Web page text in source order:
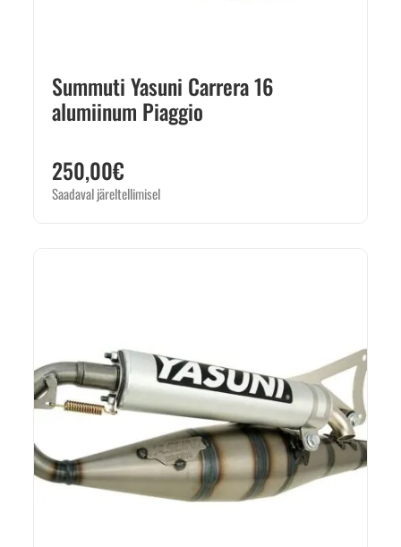
Summuti Yasuni Carrera 16
alumiinum Piaggio
250,00€
Saadaval järeltellimisel